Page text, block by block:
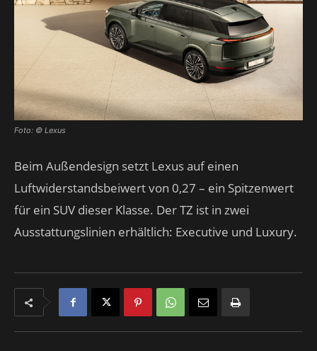
Foto: © Lexus
Beim Außendesign setzt Lexus auf einen
Luftwiderstandsbeiwert von 0,27 – ein Spitzenwert
für ein SUV dieser Klasse. Der TZ ist in zwei
Ausstattungslinien erhältlich: Executive und Luxury.